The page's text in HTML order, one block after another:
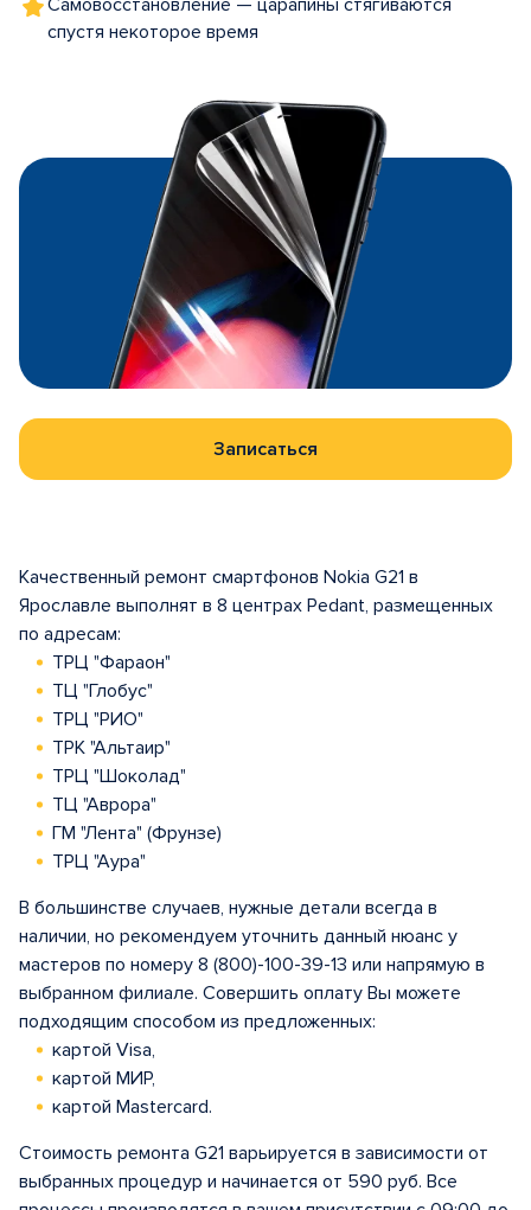
Самовосстановление — царапины стягиваются
спустя некоторое время
Записаться
Качественный ремонт смартфонов Nokia G21 в
Ярославле выполнят в 8 центрах Pedant, размещенных
по адресам:
ТРЦ "Фараон"
ТЦ "Глобус"
ТРЦ "РИО"
ТРК "Альтаир"
ТРЦ "Шоколад"
ТЦ "Аврора"
ГМ "Лента" (Фрунзе)
ТРЦ "Аура"
В большинстве случаев, нужные детали всегда в
наличии, но рекомендуем уточнить данный нюанс у
мастеров по номеру 8 (800)-100-39-13 или напрямую в
выбранном филиале. Совершить оплату Вы можете
подходящим способом из предложенных:
картой Visa,
картой МИР,
картой Mastercard.
Стоимость ремонта G21 варьируется в зависимости от
выбранных процедур и начинается от 590 руб. Все